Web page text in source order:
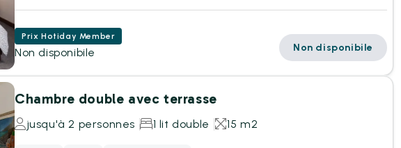
Prix Hotiday Member
Non disponibile Non disponibile
Chambre double avec terrasse
jusqu'à 2 personnes 1 lit double 15 m2